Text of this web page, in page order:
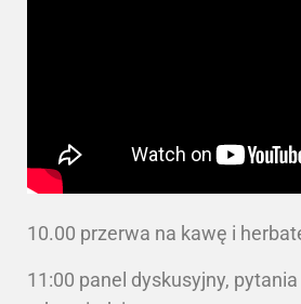
10.00 przerwa na kawę i
11:00 panel dyskusyjny, pytania